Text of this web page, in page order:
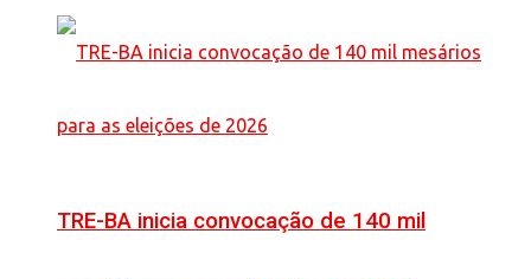
TRE-BA inicia convocação de 140 mil